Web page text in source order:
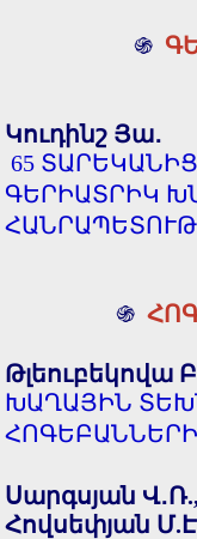
֍
Կուդինշ Յա․
65
ԳԵՐԻԱՏՐԻԿ
֍
Թլեուբեկովա
ԽԱՂԱՅԻՆ
Սարգսյան
Հովսեփյան